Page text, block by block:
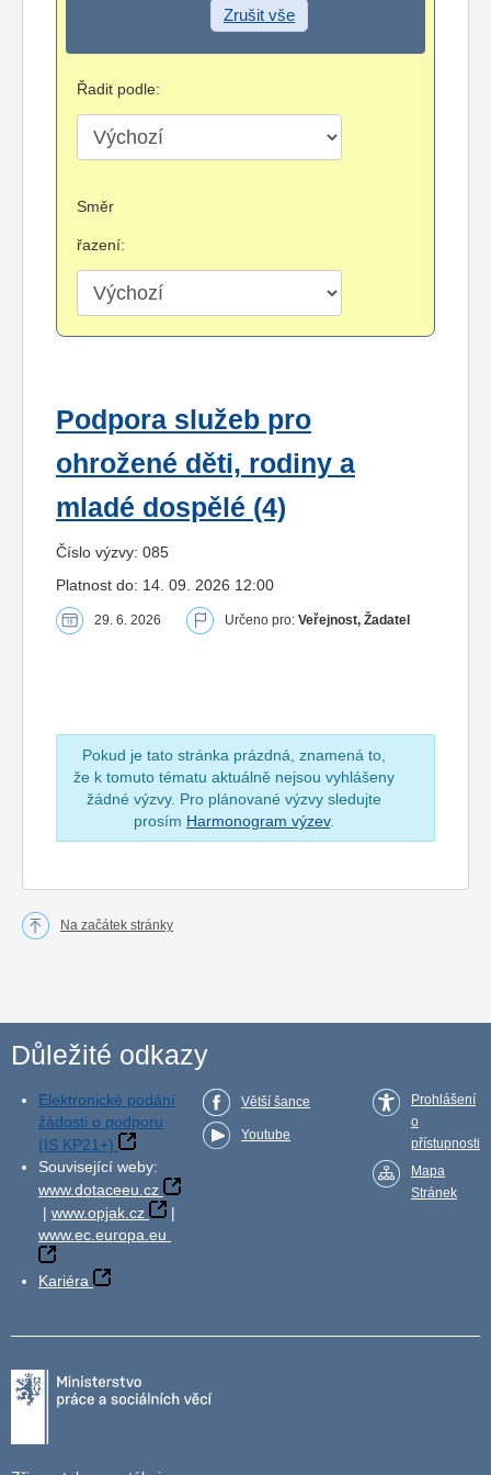
Zrušit vše
Řadit podle:
Směr
řazení:
Podpora služeb pro
ohrožené děti, rodiny a
mladé dospělé (4)
Číslo výzvy: 085
Platnost do: 14. 09. 2026 12:00
29. 6. 2026 Určeno pro: Veřejnost, Žadatel
Pokud je tato stránka prázdná, znamená to,
že k tomuto tématu aktuálně nejsou vyhlášeny
žádné výzvy. Pro plánované výzvy sledujte
prosím Harmonogram výzev.
Na začátek stránky
Důležité odkazy
Elektronické podání
žádosti o podporu
(IS KP21+)
Související weby:
www.dotaceeu.cz
| www.opjak.cz
|
www.ec.europa.eu
Kariéra
Větší šance
Youtube
Prohlášení
o
přístupnosti
Mapa
Stránek